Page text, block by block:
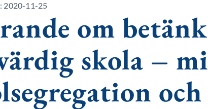
2020-11-25
om
skola –